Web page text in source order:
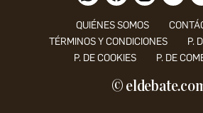
QUIÉNES SOMOS
TÉRMINOS Y CONDICIONES
P.
P. DE COOKIES
P. DE
©